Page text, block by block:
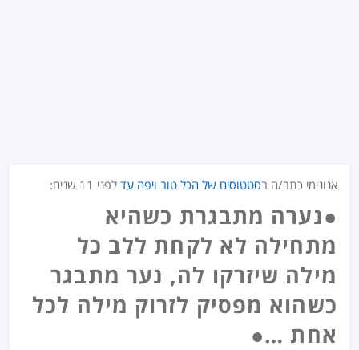
אנונימי כתב/ה בסטטוסים של הכל טוב ויפה עד לפני 11 שנים :
●נערה מתבגרת כשהיא
מתחילה לא לקחת ללב כל
מילה שיזרקו לה, נער מתבגר
כשהוא מפסיק לזרוק מילה לכל
אחת …●